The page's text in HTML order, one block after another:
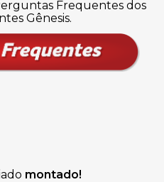
Frequentes dos
Gênesis.
montado!